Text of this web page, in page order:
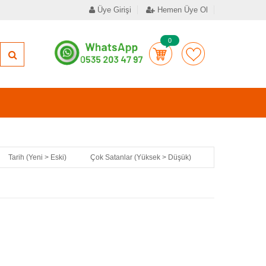
Üye Girişi Hemen Üye Ol
0
Tarih (Yeni > Eski) Çok Satanlar (Yüksek > Düşük)